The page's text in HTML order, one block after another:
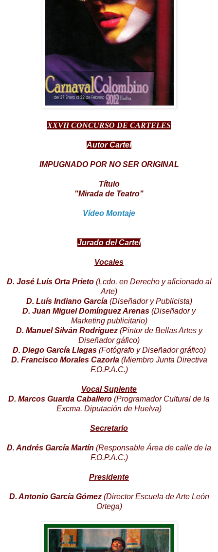
XXVII CONCURSO DE CARTELES
Autor Cartel
IMPUGNADO POR NO SER ORIGINAL
Título
"Mirada de Teatro"
Vídeo Montaje
Jurado del Cartel
Vocales
D. José Luís Orta Prieto(Lcdo. en Derecho y aficionado al
Arte)
D. Luís Indiano García(Diseñador y Publicista)
D. Juan Miguel Domínguez Arenas (Diseñador y
Marketing publicitario)
D. Manuel Silván Rodríguez(Pintor de Bellas Artes y
Diseñador gáfico)
D. Diego García Llagas(Fotógrafo y Diseñador gráfico)
D. Francisco Morales Cazorla(Miembro Junta Directiva
F.O.P.A.C.)
Vocal Suplente
D. Marcos Guarda Caballero (Programador Cultural de la
Excma. Diputación de Huelva)
Secretario
D. Andrés García Martín (Responsable Área de calle de la
F.O.P.A.C.)
Presidente
D. Antonio García Gómez(Director Escuela de Arte León
Ortega)